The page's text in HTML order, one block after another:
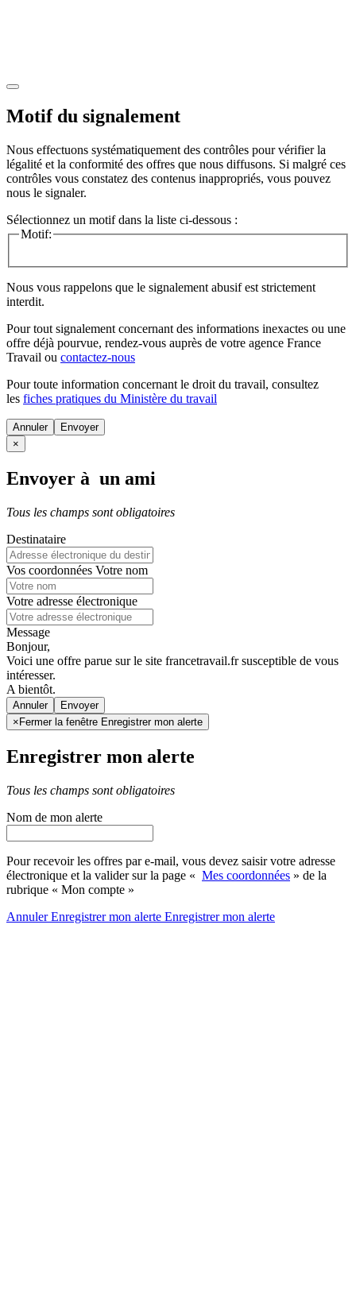
Motif du signalement
Nous effectuons systématiquement des contrôles pour vérifier la
légalité et la conformité des offres que nous diffusons. Si malgré ces
contrôles vous constatez des contenus inappropriés, vous pouvez
nous le signaler.
Sélectionnez un motif dans la liste ci-dessous :
Motif:
Nous vous rappelons que le signalement abusif est strictement
interdit.
Pour tout signalement concernant des informations inexactes ou une
offre déjà pourvue, rendez-vous auprès de votre agence France
Travail ou contactez-nous
Pour toute information concernant le droit du travail, consultez
les fiches pratiques du Ministère du travail
Annuler
×
Envoyer à un ami
Tous les champs sont obligatoires
Destinataire
Vos coordonnées Votre nom
Votre adresse électronique
Message
Bonjour,
Voici une offre parue sur le site francetravail.fr susceptible de vous
intéresser.
A bientôt.
Annuler
× Fermer la fenêtre Enregistrer mon alerte
Enregistrer mon alerte
Tous les champs sont obligatoires
Nom de mon alerte
Pour recevoir les offres par e-mail, vous devez saisir votre adresse
électronique et la valider sur la page « Mes coordonnées » de la
rubrique « Mon compte »
AnnulerEnregistrer mon alerte Enregistrermon alerte